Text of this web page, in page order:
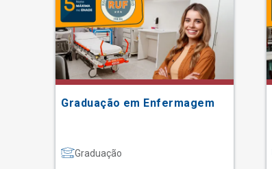
Graduação em Enfermagem
Graduação